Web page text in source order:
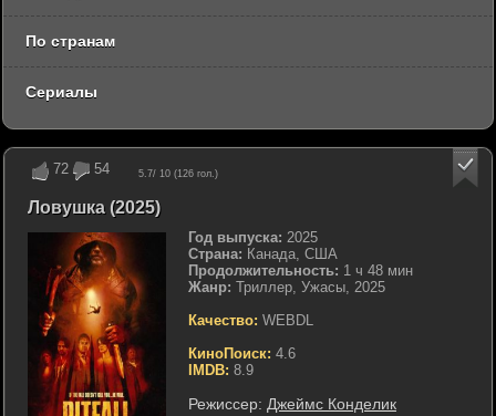
72 54 5.7/ 10 (126 гол.)
Ловушка (2025)
Год выпуска: 2025
Страна: Канада, США
Продолжительность: 1 ч 48 мин
Жанр: Триллер, Ужасы, 2025
Качество: WEBDL
КиноПоиск: 4.6
IMDB: 8.9
Режиссер: Джеймс Конделик
По странам
Сериалы